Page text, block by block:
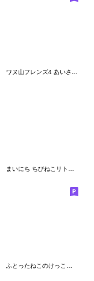
ふとったねこのけっこうゆるいスタンプ